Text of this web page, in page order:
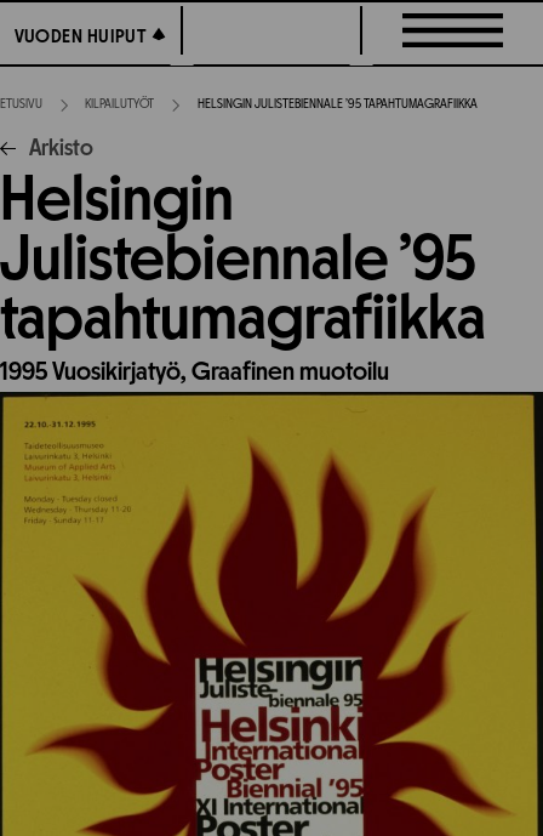
suoraan
sisältöön
VUODEN HUIPUT
VUODEN HUIPUT
ETUSIVU KILPAILUTYÖT HELSINGIN JULISTEBIENNALE ’95 TAPAHTUMAGRAFIIKKA
Arkisto
Helsingin
Julistebiennale ’95
tapahtumagrafiikka
1995Vuosikirjatyö, Graafinen muotoilu